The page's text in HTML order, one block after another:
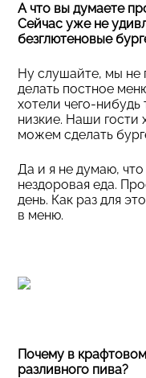
А что вы думаете
Сейчас уже не
безглютеновые
Ну слушайте, мы не
делать постное
хотели чего-
низкие. Наши гости
можем сделать
Да и я не думаю,
нездоровая еда.
день. Как раз для
в меню.
Почему в
разливного пива?